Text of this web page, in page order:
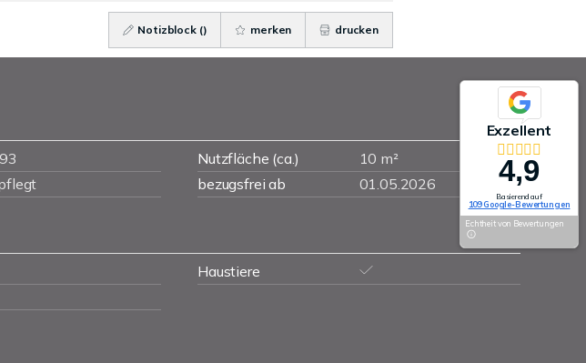
Notizblock () merken drucken
Nutzfläche (ca.)
10 m²
bezugsfrei ab 01.05.2026
Haustiere
Exzellent
4,9
Basierend auf
109 Google-Bewertungen
Echtheit von Bewertungen